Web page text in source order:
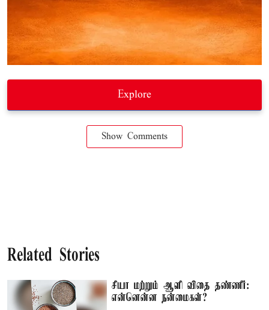
Explore
Show Comments
Related Stories
சியா மற்றும் ஆளி விதை தண்ணீர்:
என்னென்ன நன்மைகள்?